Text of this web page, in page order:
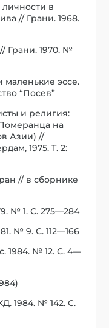
в
// Грани. 1968.
Грани. 1970. №
эссе.
“Посев”
и религия:
на
Азии) //
1975. Т. 2:
// в сборнике
№ 1. С. 275—284
№ 9. С. 112—166
1984. № 12. С. 4—
1984. № 142. С.